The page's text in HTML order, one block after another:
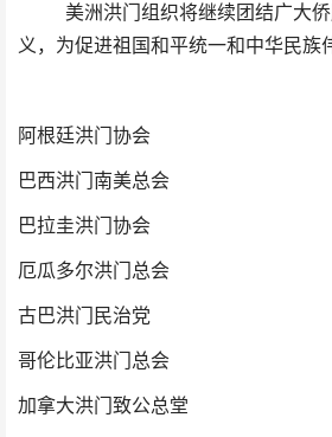
美洲洪门组织将继续团结广大侨
义，为促进祖国和平统一和中华民族
阿根廷洪门协会
巴西洪门南美总会
巴拉圭洪门协会
厄瓜多尔洪门总会
古巴洪门民治党
哥伦比亚洪门总会
加拿大洪门致公总堂